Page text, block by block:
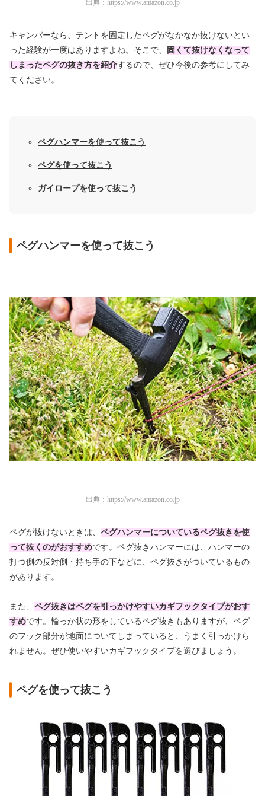
出典： https://www.amazon.co.jp
キャンパーなら、テントを固定したペグがなかなか抜けないとい
った経験が一度はありますよね。そこで、
固くて抜けなくなって
しまったペグの抜き方を紹介するので、ぜひ今後の参考にしてみ
てください。
ペグハンマーを使って抜こう
ペグを使って抜こう
ガイロープを使って抜こう
ペグハンマーを使って抜こう
出典： https://www.amazon.co.jp
ペグが抜けないときは、 ペグハンマーについているペグ抜きを使
って抜くのがおすすめです。ペグ抜きハンマーには、ハンマーの
打つ側の反対側・持ち手の下などに、ペグ抜きがついているもの
があります。
また、 ペグ抜きはペグを引っかけやすいカギフックタイプがおす
すめです。輪っか状の形をしているペグ抜きもありますが、ペグ
のフック部分が地面についてしまっていると、うまく引っかけら
れません。ぜひ使いやすいカギフックタイプを選びましょう。
ペグを使って抜こう